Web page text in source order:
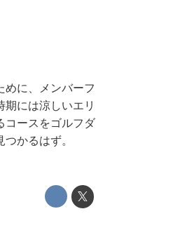
めに、メンバーフ
には涼しいエリ
コースをゴルフダ
かるはず。